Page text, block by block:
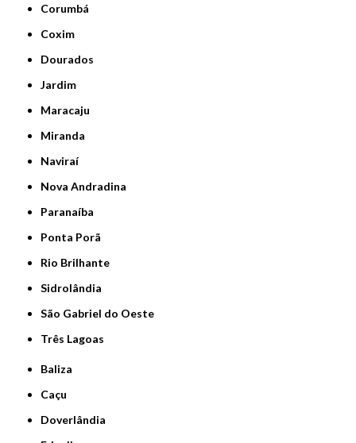
Corumbá
Coxim
Dourados
Jardim
Maracaju
Miranda
Naviraí
Nova Andradina
Paranaíba
Ponta Porã
Rio Brilhante
Sidrolândia
São Gabriel do Oeste
Três Lagoas
Baliza
Caçu
Doverlândia